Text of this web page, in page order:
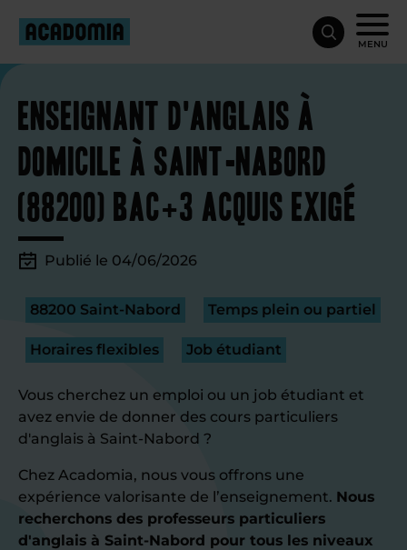
MENU
Enseignant d'anglais à
domicile à Saint-Nabord
(88200) Bac+3 acquis exigé
Publié le 04/06/2026
88200 Saint-Nabord Temps plein ou partiel
Horaires flexibles Job étudiant
Vous cherchez un emploi ou un job étudiant et
avez envie de donner des cours particuliers
d'anglais à Saint-Nabord ?
Chez Acadomia, nous vous offrons une
expérience valorisante de l’enseignement. Nous
recherchons des professeurs particuliers
d'anglais à Saint-Nabord pour tous les niveaux